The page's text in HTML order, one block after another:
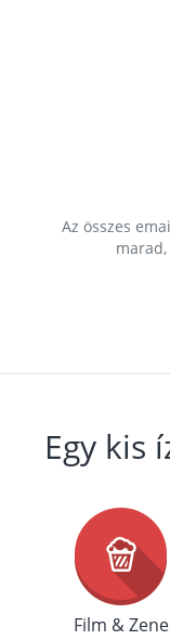
Az összes
Egy kis
Film & Zene